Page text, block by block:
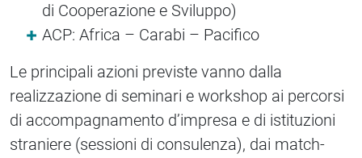
di Cooperazione e Sviluppo)
ACP: Africa – Carabi – Pacifico
Le principali azioni previste vanno dalla
realizzazione di seminari e workshop ai percorsi
di accompagnamento d’impresa e di istituzioni
straniere (sessioni di consulenza), dai match-